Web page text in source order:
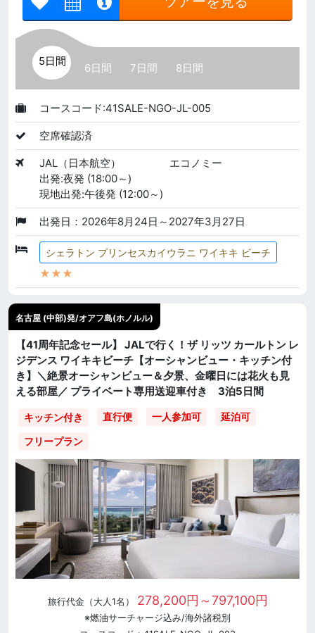
5日間
6日間 7日間 8日間
コースコード:41SALE-NGO-JL-005
空席確認済
JAL（日本航空）
エコノミー
出発:夜発 (18:00～)
現地出発:午後発 (12:00～)
出発日：2026年8月24日～2027年3月27日
シェラトン プリンセスカイウラニ ワイキキ ビーチ
★★★
名古屋 (中部)発/オアフ島(ホノルル)
【41周年記念セール】 JALで行く！ザ リッツ カールトン レ
ジデンス ワイキキビーチ【オーシャンビュー・キッチン付
き】＼絶景オーシャンビュー＆夕景、金曜日には花火も見
える部屋／ プライベート専用送迎車付き 3泊5日間
キッチン付き 直行便 一人参加可 延泊可
フリープラン
旅行代金（大人1名） 278,200円～797,100円
※燃油サーチャージ込み/海外諸税別